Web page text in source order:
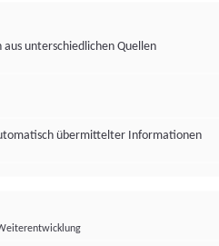
unterschiedlichen Quellen
übermittelter Informationen